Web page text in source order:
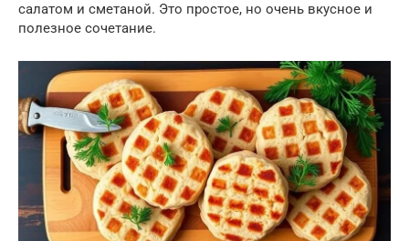
салатом и сметаной. Это простое, но очень вкусное и
полезное сочетание.